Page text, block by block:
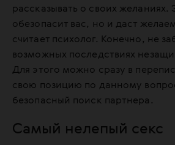
рассказывать о своих желаниях.
обезопасит вас, но и даст
считает психолог. Конечно, не
возможных последствиях
Для этого можно сразу в
свою позицию по данному
безопасный поиск партнера.
Самый нелепый секс